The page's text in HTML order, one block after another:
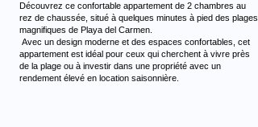
Découvrez ce confortable appartement de 2 chambres au
rez de chaussée, situé à quelques minutes à pied des plages
magnifiques de Playa del Carmen.
Avec un design moderne et des espaces confortables, cet
appartement est idéal pour ceux qui cherchent à vivre près
de la plage ou à investir dans une propriété avec un
rendement élevé en location saisonnière.